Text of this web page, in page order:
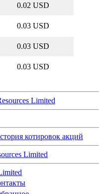
0.02 USD
0.03 USD
0.03 USD
0.03 USD
Limited
котировок акций
Limited